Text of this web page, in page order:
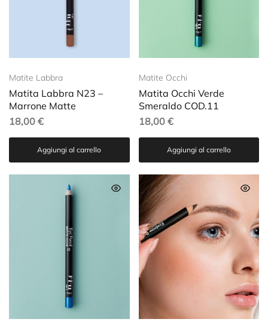
Matite Labbra
Matita Labbra N23 –
Marrone Matte
18,00 €
Aggiungi al carrello
Matite Occhi
Matita Occhi Verde
Smeraldo COD.11
18,00 €
Aggiungi al carrello